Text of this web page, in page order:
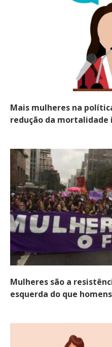
Mais mulheres na
redução da
Mulheres são a
esquerda do que homens